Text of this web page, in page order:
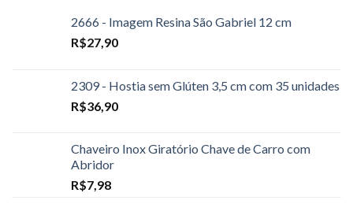
2666 - Imagem Resina São Gabriel 12 cm
R$27,90
2309 - Hostia sem Glúten 3,5 cm com 35 unidades
R$36,90
Chaveiro Inox Giratório Chave de Carro com
Abridor
R$7,98